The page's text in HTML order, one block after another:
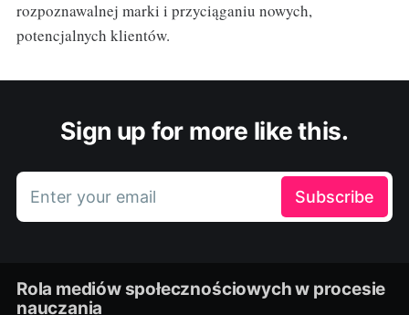
rozpoznawalnej marki i przyciąganiu nowych,
potencjalnych klientów.
Sign up for more like this.
Enter your email Subscribe
Rola mediów społecznościowych w procesie
nauczania